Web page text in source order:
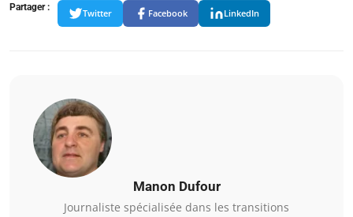
Partager :
Twitter Facebook LinkedIn
Manon Dufour
Journaliste spécialisée dans les transitions